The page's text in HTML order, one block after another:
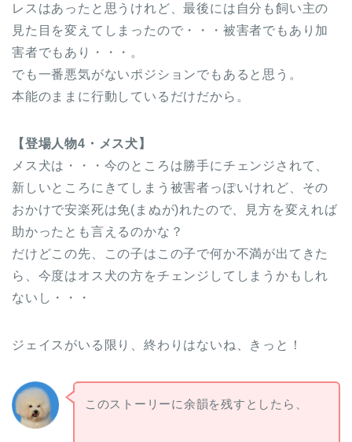
レスはあったと思うけれど、最後には自分も飼い主の
見た目を変えてしまったので・・・被害者でもあり加
害者でもあり・・・。
でも一番悪気がないポジションでもあると思う。
本能のままに行動しているだけだから。
【登場人物4・メス犬】
メス犬は・・・今のところは勝手にチェンジされて、
新しいところにきてしまう被害者っぽいけれど、その
おかけで安楽死は免(まぬが)れたので、見方を変えれば
助かったとも言えるのかな？
だけどこの先、この子はこの子で何か不満が出てきた
ら、今度はオス犬の方をチェンジしてしまうかもしれ
ないし・・・
ジェイスがいる限り、終わりはないね、きっと！
このストーリーに余韻を残すとしたら、